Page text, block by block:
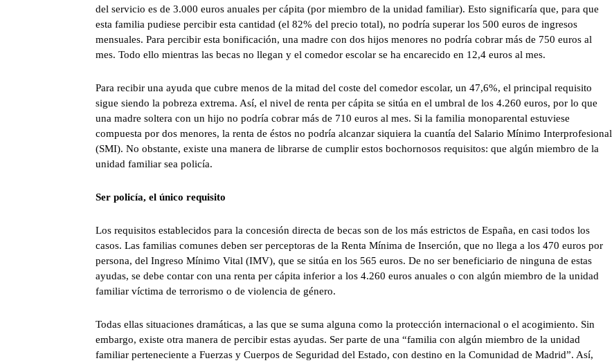
del servicio es de 3.000 euros anuales per cápita (por miembro de la unidad familiar). Esto significaría que, para que
esta familia pudiese percibir esta cantidad (el 82% del precio total), no podría superar los 500 euros de ingresos
mensuales. Para percibir esta bonificación, una madre con dos hijos menores no podría cobrar más de 750 euros al
mes. Todo ello mientras las becas no llegan y el comedor escolar se ha encarecido en 12,4 euros al mes.
Para recibir una ayuda que cubre menos de la mitad del coste del comedor escolar, un 47,6%, el principal requisito
sigue siendo la pobreza extrema. Así, el nivel de renta per cápita se sitúa en el umbral de los 4.260 euros, por lo que
una madre soltera con un hijo no podría cobrar más de 710 euros al mes. Si la familia monoparental estuviese
compuesta por dos menores, la renta de éstos no podría alcanzar siquiera la cuantía del Salario Mínimo Interprofesional
(SMI). No obstante, existe una manera de librarse de cumplir estos bochornosos requisitos: que algún miembro de la
unidad familiar sea policía.
Ser policía, el único requisito
Los requisitos establecidos para la concesión directa de becas son de los más estrictos de España, en casi todos los
casos. Las familias comunes deben ser perceptoras de la Renta Mínima de Inserción, que no llega a los 470 euros por
persona, del Ingreso Mínimo Vital (IMV), que se sitúa en los 565 euros. De no ser beneficiario de ninguna de estas
ayudas, se debe contar con una renta per cápita inferior a los 4.260 euros anuales o con algún miembro de la unidad
familiar víctima de terrorismo o de violencia de género.
Todas ellas situaciones dramáticas, a las que se suma alguna como la protección internacional o el acogimiento. Sin
embargo, existe otra manera de percibir estas ayudas. Ser parte de una “familia con algún miembro de la unidad
familiar perteneciente a Fuerzas y Cuerpos de Seguridad del Estado, con destino en la Comunidad de Madrid”. Así,